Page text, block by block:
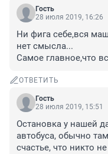
Гость
28 июля 2019, 16:26
Ни фига себе,вся
нет смысла...
Самое главное,что
ОТВЕТИТЬ
Гость
28 июля 2019, 15:51
Остановка у нашей
автобуса, обычно
счастье, что никто